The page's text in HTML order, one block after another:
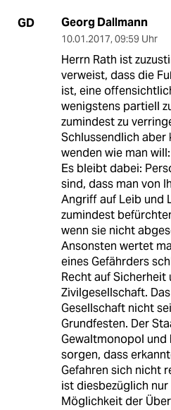
GD Georg Dallmann
10.01.2017, 09:59 Uhr
Herrn Rath ist
verweist, dass die
ist, eine
wenigstens partiell
zumindest zu
Schlussendlich aber
wenden wie man will:
Es bleibt dabei:
sind, dass man von
Angriff auf Leib und
zumindest
wenn sie nicht
Ansonsten wertet
eines Gefährders
Recht auf Sicherheit
Zivilgesellschaft.
Gesellschaft nicht
Grundfesten. Der
Gewaltmonopol und
sorgen, dass
Gefahren sich nicht
ist diesbezüglich
Möglichkeit der